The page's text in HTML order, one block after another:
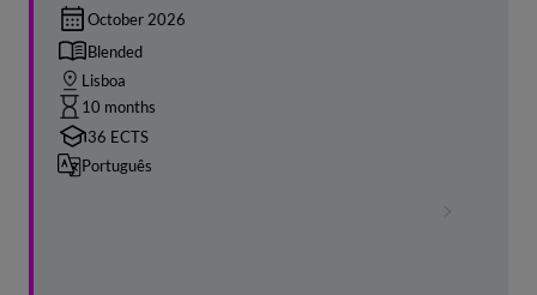
October 2026
Blended
Lisboa
10 months
36 ECTS
Português